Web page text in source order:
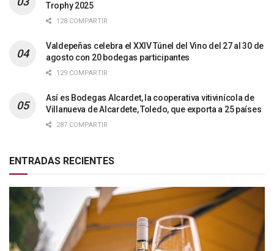
Trophy 2025
128 COMPARTIR
Valdepeñas celebra el XXIV Túnel del Vino del 27 al 30 de
agosto con 20 bodegas participantes
129 COMPARTIR
Así es Bodegas Alcardet, la cooperativa vitivinícola de
Villanueva de Alcardete, Toledo, que exporta a 25 países
287 COMPARTIR
ENTRADAS RECIENTES